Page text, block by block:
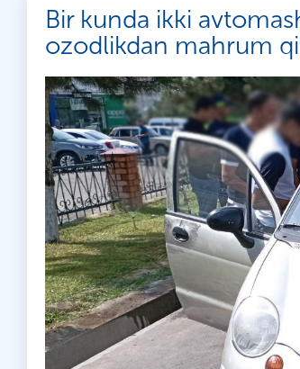
Bir kunda ikki
ozodlikdan mahrum